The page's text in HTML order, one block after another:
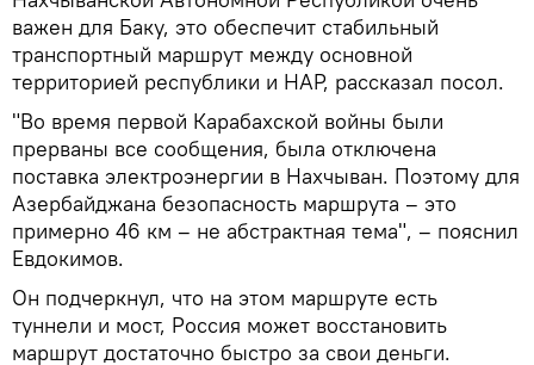
важен для Баку, это обеспечит стабильный
транспортный маршрут между основной
территорией республики и НАР, рассказал посол.
"Во время первой Карабахской войны были
прерваны все сообщения, была отключена
поставка электроэнергии в Нахчыван. Поэтому для
Азербайджана безопасность маршрута – это
примерно 46 км – не абстрактная тема", – пояснил
Евдокимов.
Он подчеркнул, что на этом маршруте есть
туннели и мост, Россия может восстановить
маршрут достаточно быстро за свои деньги.